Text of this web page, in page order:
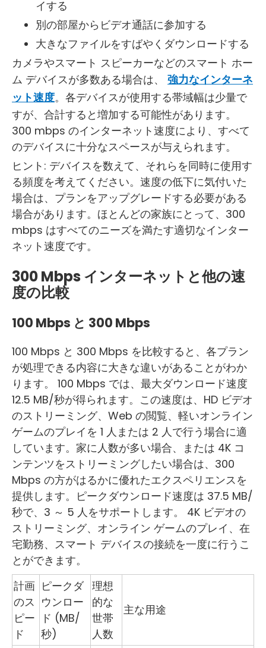
イする
別の部屋からビデオ通話に参加する
大きなファイルをすばやくダウンロードする
カメラやスマート スピーカーなどのスマート ホー
ム デバイスが多数ある場合は、 強力なインターネ
ット速度。各デバイスが使用する帯域幅は少量で
すが、合計すると増加する可能性があります。
300 mbps のインターネット速度により、すべて
のデバイスに十分なスペースが与えられます。
ヒント: デバイスを数えて、それらを同時に使用す
る頻度を考えてください。速度の低下に気付いた
場合は、プランをアップグレードする必要がある
場合があります。ほとんどの家族にとって、300
mbps はすべてのニーズを満たす適切なインター
ネット速度です。
300 Mbps インターネットと他の速
度の比較
100 Mbps と 300 Mbps
100 Mbps と 300 Mbps を比較すると、各プラン
が処理できる内容に大きな違いがあることがわか
ります。 100 Mbps では、最大ダウンロード速度
12.5 MB/秒が得られます。この速度は、HD ビデオ
のストリーミング、Web の閲覧、軽いオンライン
ゲームのプレイを 1 人または 2 人で行う場合に適
しています。家に人数が多い場合、または 4K コ
ンテンツをストリーミングしたい場合は、300
Mbps の方がはるかに優れたエクスペリエンスを
提供します。ピークダウンロード速度は 37.5 MB/
秒で、3 ～ 5 人をサポートします。 4K ビデオの
ストリーミング、オンライン ゲームのプレイ、在
宅勤務、スマート デバイスの接続を一度に行うこ
とができます。
計画
のス
ピー
ド
ピークダ
ウンロー
ド (MB/
秒)
理想
的な
世帯
人数
主な用途